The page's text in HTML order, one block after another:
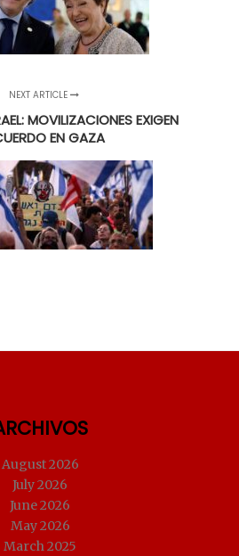
NEXT ARTICLE
MOVILIZACIONES EXIGEN
EN GAZA
August 2026
July 2026
June 2026
May 2026
March 2025